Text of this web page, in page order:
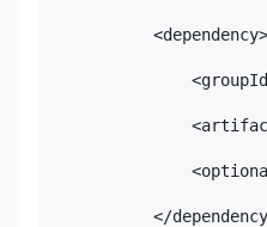
            <dependency>
</